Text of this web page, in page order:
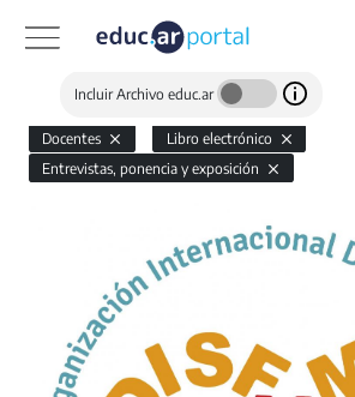
Incluir Archivo educ.ar
Docentes
Libro electrónico
Entrevistas, ponencia y exposición